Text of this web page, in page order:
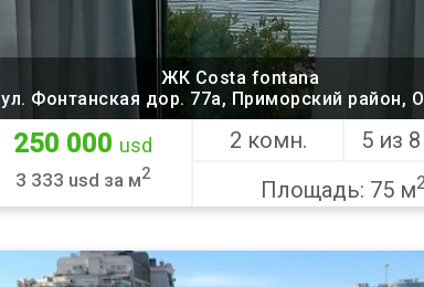
ЖК Costa fontana
ул. Фонтанская дор. 77а, Приморский район,
250 000 usd
3 333 usd за м2
2 комн.
5 из
Площадь: 75 м